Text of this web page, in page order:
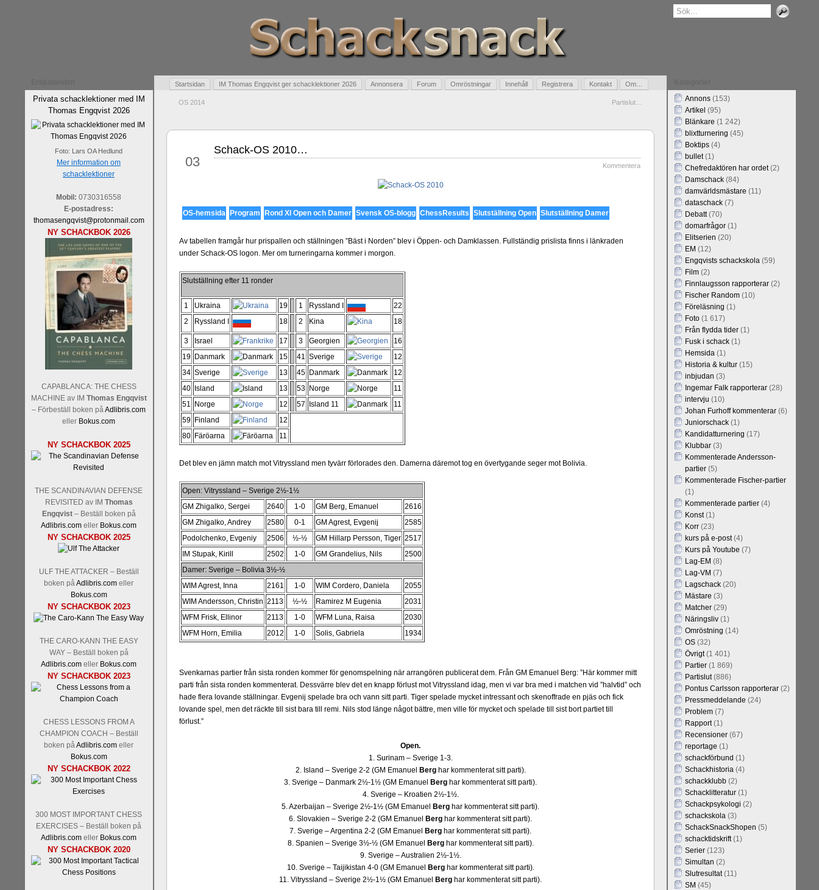
Privata schacklektioner med IM
Thomas Engqvist 2026
Foto: Lars OA Hedlund
Mer information om
schacklektioner
Mobil: 0730316558
E-postadress:
thomasengqvist@protonmail.com
NY SCHACKBOK 2026
CAPABLANCA: THE CHESS
MACHINE av IM Thomas Engqvist
– Förbeställ boken påAdlibris.com
eller Bokus.com
NY SCHACKBOK 2025
THE SCANDINAVIAN DEFENSE
REVISITED av IM Thomas
Engqvist– Beställ boken på
Adlibris.com eller Bokus.com
NY SCHACKBOK 2025
ULF THE ATTACKER – Beställ
boken påAdlibris.com eller
Bokus.com
NY SCHACKBOK 2023
THE CARO-KANN THE EASY
WAY – Beställ boken på
Adlibris.com eller Bokus.com
NY SCHACKBOK 2023
CHESS LESSONS FROM A
CHAMPION COACH – Beställ
boken påAdlibris.com eller
Bokus.com
NY SCHACKBOK 2022
300 MOST IMPORTANT CHESS
EXERCISES – Beställ boken på
Adlibris.com eller Bokus.com
NY SCHACKBOK 2020
Startsidan IM Thomas Engqvist ger schacklektioner 2026 Annonsera Forum Omröstningar Innehåll Registrera Kontakt Om…
Gästbok
OS 2014 Partislut…
03
Schack-OS 2010…
Kommentera
OS-hemsida Program Rond XI Openoch Damer Svensk OS-blogg ChessResults Slutställning Open Slutställning Damer
Av tabellen framgår hur prispallen och ställningen ”Bäst i Norden” blev i Öppen- och Damklassen. Fullständig prislista finns i länkraden
under Schack-OS logon. Mer om turneringarna kommer i morgon.
Slutställning efter 11 ronder
1 Ukraina 19 1 Ryssland I
22
2
Ryssland I 18 2 Kina 18
3 Israel 17 3 Georgien
16
19
Danmark 15 41 Sverige
12
34 Sverige 13 45 Danmark
12
40
Island 13 53 Norge
11
51
Norge 12 57 Island 11
11
59
Finland
12
80
Färöarna 11
Det blev en jämn match mot Vitryssland men tyvärr förlorades den. Damerna däremot tog en övertygande seger mot Bolivia.
Open: Vitryssland – Sverige 2½-1½
GM Zhigalko, Sergei
2640 1-0 GM Berg, Emanuel
2616
GM Zhigalko, Andrey
2580 0-1 GM Agrest, Evgenij
2585
Podolchenko, Evgeniy
2506 ½-½ GM Hillarp Persson, Tiger 2517
IM Stupak, Kirill
2502 1-0 GM Grandelius, Nils
2500
Damer: Sverige – Bolivia 3½-½
WIM Agrest, Inna
2161 1-0 WIM Cordero, Daniela
2055
WIM Andersson, Christin 2113 ½-½ Ramirez M Eugenia
2031
WFM Frisk, Ellinor
2113 1-0 WFM Luna, Raisa
2030
WFM Horn, Emilia
2012 1-0 Solis, Gabriela 1934
Svenkarnas partier från sista ronden kommer för genomspelning när arrangören publicerat dem. Från GM Emanuel Berg: ”Här kommer mitt
parti från sista ronden kommenterat. Dessvärre blev det en knapp förlust mot Vitryssland idag, men vi var bra med i matchen vid ”halvtid” och
hade flera lovande ställningar. Evgenij spelade bra och vann sitt parti. Tiger spelade mycket intressant och skenoffrade en pjäs och fick
lovande spel, men det räckte till sist bara till remi. Nils stod länge något bättre, men ville för mycket och spelade till sist bort partiet till
förlust.”
Open.
1. Surinam – Sverige 1-3.
2. Island – Sverige 2-2 (GM Emanuel
Berg har kommenterat sitt parti).
3. Sverige – Danmark 2½-1½ (GM Emanuel
Berg har kommenterat sitt parti).
4. Sverige – Kroatien 2½-1½.
5. Azerbaijan – Sverige 2½-1½ (GM Emanuel
Berg har kommenterat sitt parti).
6. Slovakien – Sverige 2-2 (GM Emanuel
Berg har kommenterat sitt parti).
7. Sverige – Argentina 2-2 (GM Emanuel
Berg har kommenterat sitt parti).
8. Spanien – Sverige 3½-½ (GM Emanuel
Berg har kommenterat sitt parti).
9. Sverige – Australien 2½-1½.
10. Sverige – Taijikistan 4-0 (GM Emanuel
Berghar kommenterat sitt parti).
11. Vitryssland – Sverige 2½-1½ (GM Emanuel
Berg har kommenterat sitt parti).
Annons(153)
Artikel (95)
Blänkare (1 242)
blixtturnering (45)
Boktips(4)
bullet(1)
Chefredaktören har ordet(2)
Damschack(84)
damvärldsmästare (11)
dataschack(7)
Debatt(70)
domarfrågor(1)
Elitserien (20)
EM (12)
Engqvists schackskola(59)
Film(2)
Finnlaugsson rapporterar(2)
Fischer Random(10)
Föreläsning (1)
Foto(1 617)
Från flydda tider(1)
Fusk i schack(1)
Hemsida(1)
Historia & kultur(15)
inbjudan (3)
Ingemar Falk rapporterar(28)
intervju (10)
Johan Furhoff kommenterar(6)
Juniorschack(1)
Kandidatturnering (17)
Klubbar(3)
Kommenterade Andersson-
partier(5)
Kommenterade Fischer-partier
(1)
Kommenterade partier(4)
Konst(1)
Korr(23)
kurs på e-post(4)
Kurs på Youtube (7)
Lag-EM (8)
Lag-VM (7)
Lagschack(20)
Mästare (3)
Matcher(29)
Näringsliv(1)
Omröstning (14)
OS(32)
Övrigt(1 401)
Partier(1 869)
Partislut(886)
Pontus Carlsson rapporterar(2)
Pressmeddelande (24)
Problem(7)
Rapport(1)
Recensioner(67)
reportage (1)
schackförbund (1)
Schackhistoria(4)
schackklubb(2)
Schacklitteratur(1)
Schackpsykologi (2)
schackskola(3)
SchackSnackShopen (5)
schacktidskrift(1)
Serier(123)
Simultan (2)
Slutresultat(11)
SM (45)